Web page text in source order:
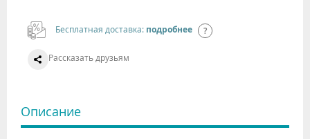
Бесплатная доставка: подробнее
Рассказать друзьям
Описание